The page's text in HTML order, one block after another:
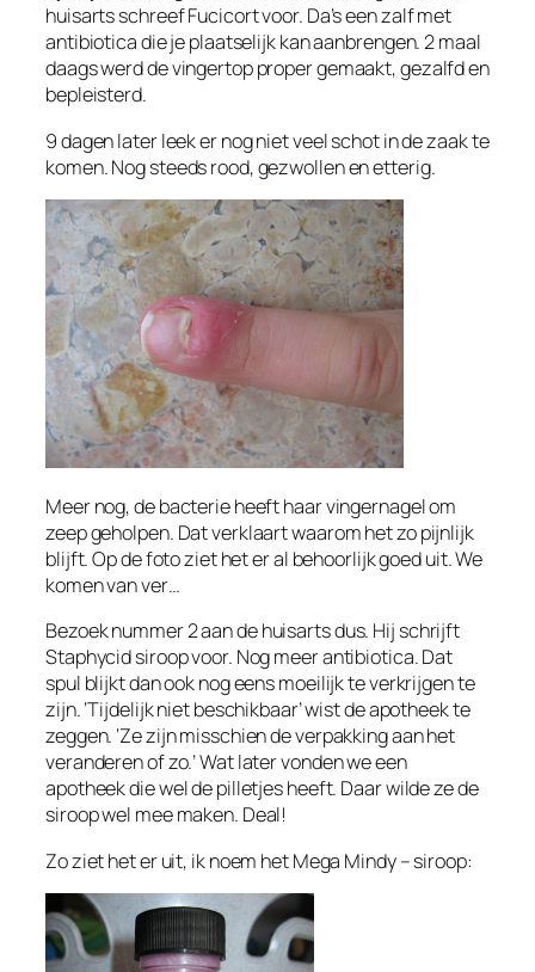
huisarts schreef Fucicort voor. Da’s een zalf met
antibiotica die je plaatselijk kan aanbrengen. 2 maal
daags werd de vingertop proper gemaakt, gezalfd en
bepleisterd.
9 dagen later leek er nog niet veel schot in de zaak te
komen. Nog steeds rood, gezwollen en etterig.
Meer nog, de bacterie heeft haar vingernagel om
zeep geholpen. Dat verklaart waarom het zo pijnlijk
blijft. Op de foto ziet het er al behoorlijk goed uit. We
komen van ver…
Bezoek nummer 2 aan de huisarts dus. Hij schrijft
Staphycid siroop voor. Nog meer antibiotica. Dat
spul blijkt dan ook nog eens moeilijk te verkrijgen te
zijn. ‘Tijdelijk niet beschikbaar’ wist de apotheek te
zeggen. ‘Ze zijn misschien de verpakking aan het
veranderen of zo.’ Wat later vonden we een
apotheek die wel de pilletjes heeft. Daar wilde ze de
siroop wel mee maken. Deal!
Zo ziet het er uit, ik noem het Mega Mindy – siroop: